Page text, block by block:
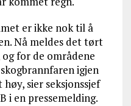
er ikke nok til å
Nå meldes det tørt
for de områdene
igjen
sier seksjonssjef
i en pressemelding.